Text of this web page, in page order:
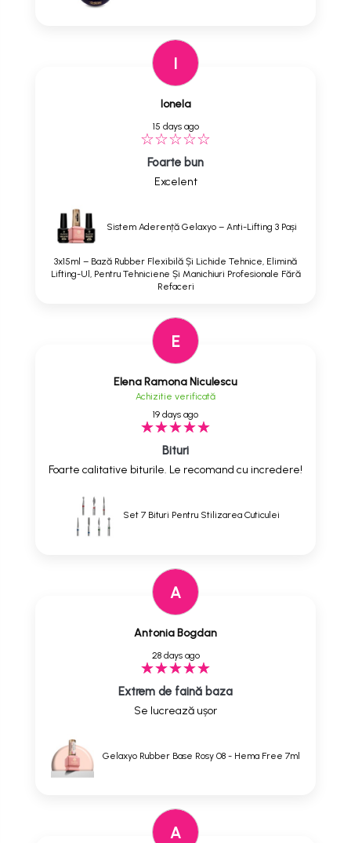
I
Ionela
15 days ago
Foarte bun
Excelent
Sistem Aderență Gelaxyo – Anti-Lifting 3 Pași
3x15ml – Bază Rubber Flexibilă Și Lichide Tehnice, Elimină
Lifting-Ul, Pentru Tehniciene Și Manichiuri Profesionale Fără
Refaceri
E
Elena Ramona Niculescu
Achizitie verificată
19 days ago
Bituri
Foarte calitative biturile. Le recomand cu incredere!
Set 7 Bituri Pentru Stilizarea Cuticulei
A
Antonia Bogdan
28 days ago
Extrem de faină baza
Se lucrează ușor
Gelaxyo Rubber Base Rosy 08 - Hema Free 7ml
A